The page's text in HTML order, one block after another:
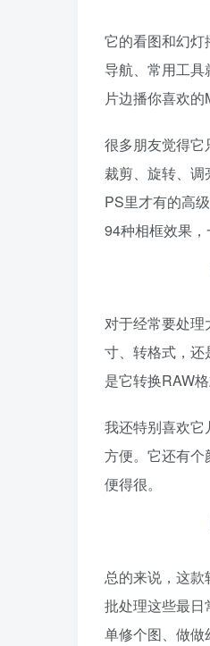
它的看图和幻灯
导航、常用工
片边播你喜欢的
很多朋友觉得它
裁剪、旋转、
PS里才有的高
94种相框效果，
对于经常要处理
寸、转格式，还
是它转换RAW
我还特别喜欢
方便。它还有
便得很。
总的来说，这款
批处理这些最
单修个图、做